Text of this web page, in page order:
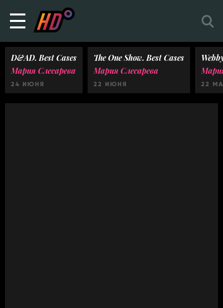
D&AD. Best Cases
Мария Слесарева
24 ИЮНЯ
The One Show. Best Cases
Мария Слесарева
22 ИЮНЯ 22